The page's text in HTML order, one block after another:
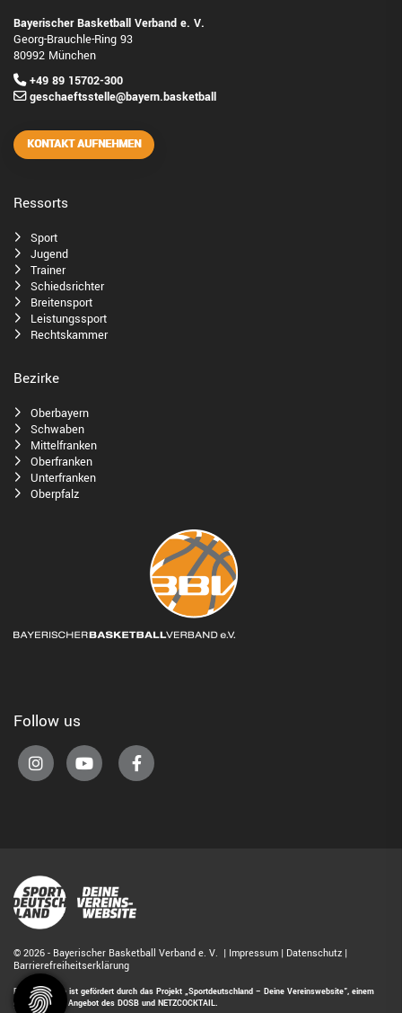
Bayerischer Basketball Verband e. V.
Georg-Brauchle-Ring 93
80992 München
+49 89 15702-300
geschaeftsstelle@bayern.basketball
KONTAKT AUFNEHMEN
Ressorts
Sport
Jugend
Trainer
Schiedsrichter
Breitensport
Leistungssport
Rechtskammer
Bezirke
Oberbayern
Schwaben
Mittelfranken
Oberfranken
Unterfranken
Oberpfalz
Follow us
© 2026 - Bayerischer Basketball Verband e. V. | Impressum | Datenschutz |
Barrierefreiheitserklärung
Diese Website ist gefördert durch das Projekt „Sportdeutschland – Deine Vereinswebsite”, einem
gemeinsamen Angebot des DOSB und NETZCOCKTAIL.